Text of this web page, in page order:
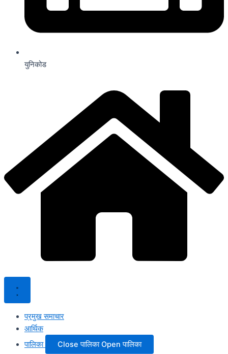
युनिकोड
प्रमुख समाचार
आर्थिक
पालिका
Close पालिका Open पालिका